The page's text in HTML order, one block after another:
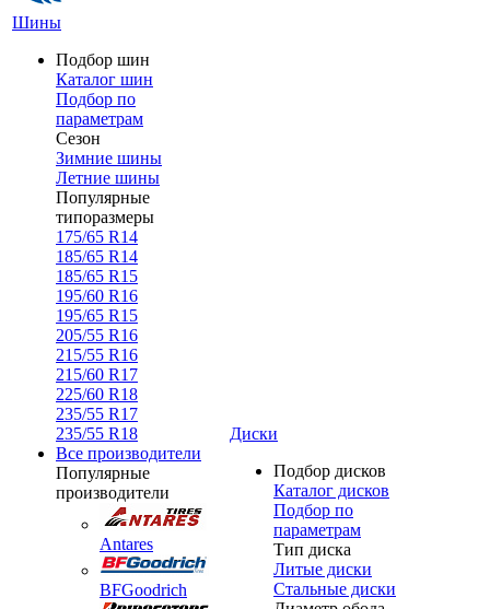
Шины
Подбор шин
Каталог шин
Подбор по
параметрам
Сезон
Зимние шины
Летние шины
Популярные
типоразмеры
175/65 R14
185/65 R14
185/65 R15
195/60 R16
195/65 R15
205/55 R16
215/55 R16
215/60 R17
225/60 R18
235/55 R17
235/55 R18
Все производители
Популярные
производители
Antares
BFGoodrich
Диски
Подбор дисков
Каталог дисков
Подбор по
параметрам
Тип диска
Литые диски
Стальные диски